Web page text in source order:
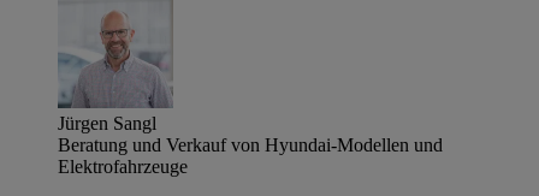
Jürgen Sangl
Beratung und Verkauf von Hyundai-Modellen und
Elektrofahrzeuge